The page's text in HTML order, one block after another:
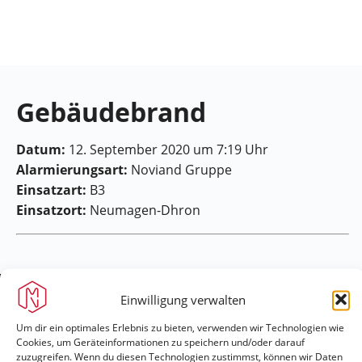
Einwilligung verwalten
Um dir ein optimales Erlebnis zu bieten, verwenden wir Technologien wie
Cookies, um Geräteinformationen zu speichern und/oder darauf
zuzugreifen. Wenn du diesen Technologien zustimmst, können wir Daten
Gebäudebrand
Datum: 12. September 2020 um 7:19 Uhr
Alarmierungsart: Noviand Gruppe
Einsatzart: B3
Einsatzort: Neumagen-Dhron
Feuerwehr Maring-Noviand